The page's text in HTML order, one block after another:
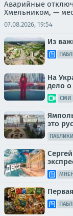
Аварийные
Хмельником, —
07.08.2026, 19:54
Из
На
дело
СМИ
это
ПАБЛИКИ